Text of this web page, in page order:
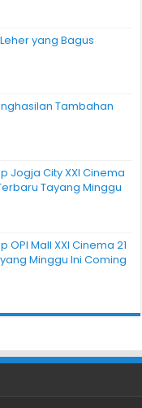
yang Bagus
Tambahan
Jogja City XXI Cinema
Tayang Minggu
OPI Mall XXI Cinema 21
Minggu Ini Coming